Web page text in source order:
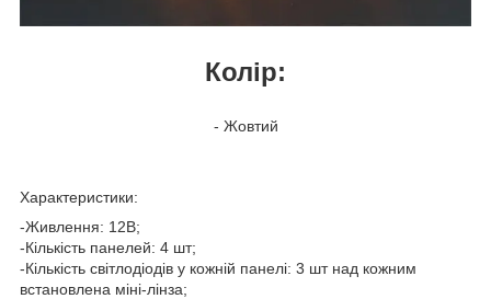
Колір:
- Жовтий
Характеристики:
-Живлення: 12В;
-Кількість панелей: 4 шт;
-Кількість світлодіодів у кожній панелі: 3 шт над кожним
встановлена міні-лінза;